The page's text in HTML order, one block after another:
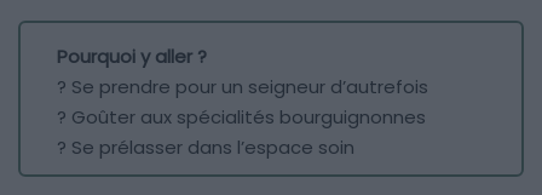
Pourquoi y aller ?
? Se prendre pour un seigneur d’autrefois
?️ Goûter aux spécialités bourguignonnes
? Se prélasser dans l’espace soin